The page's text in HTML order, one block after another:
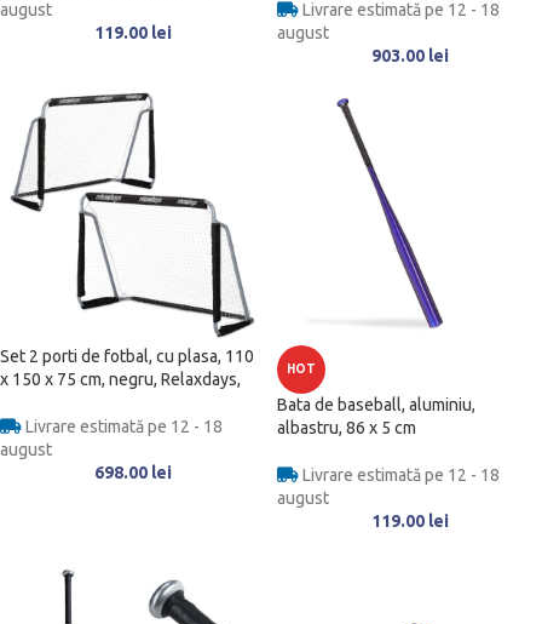
august
119.00 lei
Livrare estimată pe 12 - 18
august
903.00 lei
Set 2 porti de fotbal, cu plasa, 110
x 150 x 75 cm, negru, Relaxdays,
Livrare estimată pe 12 - 18
august
698.00 lei
HOT
Bata de baseball, aluminiu,
albastru, 86 x 5 cm
Livrare estimată pe 12 - 18
august
119.00 lei